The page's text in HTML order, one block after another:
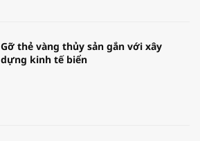
Gỡ thẻ vàng thủy sản gắn với xây
dựng kinh tế biển